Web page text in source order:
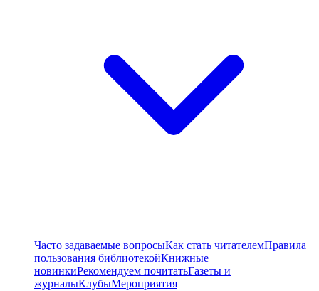
Часто задаваемые вопросыКак стать читателемПравила
пользования библиотекойКнижные
новинкиРекомендуем почитатьГазеты и
журналыКлубыМероприятия